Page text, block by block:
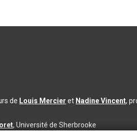
de Louis Mercier et Nadine Vincent,
, Université de Sherbrooke